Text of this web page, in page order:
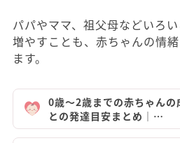
パパやママ、祖父母などいろ
増やすことも、赤ちゃんの情
ます。
0歳〜2歳までの赤ちゃん
との発達目安まとめ｜…